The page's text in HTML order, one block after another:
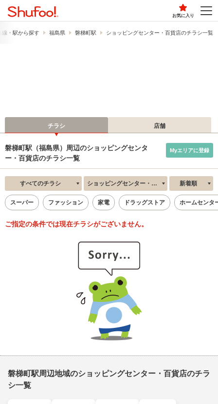
お気に入り
線・駅から探す 福島県 磐梯町駅 ショッピングセンター・百貨店のチラシ一覧
チラシ 店舗
磐梯町駅（福島県）周辺のショッピングセンタ
ー・百貨店のチラシ一覧
Myエリアに登録
すべてのチラシ ショッピングセンター・百貨店 新着順
スーパー ファッション 家電 ドラッグストア ホームセンタ
ご指定の条件では現在チラシがございません。
磐梯町駅周辺地域のショッピングセンター・百貨店のチラ
シ一覧